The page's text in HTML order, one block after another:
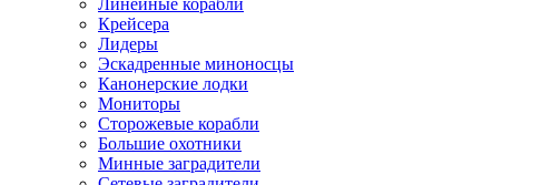
Крейсера
Лидеры
Эскадренные миноносцы
Канонерские лодки
Мониторы
Сторожевые корабли
Большие охотники
Минные заградители